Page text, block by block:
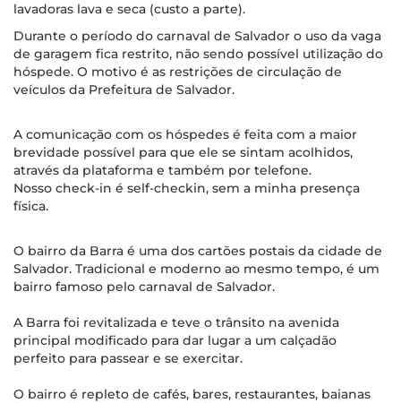
lavadoras lava e seca (custo a parte).
Durante o período do carnaval de Salvador o uso da vaga
de garagem fica restrito, não sendo possível utilização do
hóspede. O motivo é as restrições de circulação de
veículos da Prefeitura de Salvador.
A comunicação com os hóspedes é feita com a maior
brevidade possível para que ele se sintam acolhidos,
através da plataforma e também por telefone.
Nosso check-in é self-checkin, sem a minha presença
física.
O bairro da Barra é uma dos cartões postais da cidade de
Salvador. Tradicional e moderno ao mesmo tempo, é um
bairro famoso pelo carnaval de Salvador.
A Barra foi revitalizada e teve o trânsito na avenida
principal modificado para dar lugar a um calçadão
perfeito para passear e se exercitar.
O bairro é repleto de cafés, bares, restaurantes, baianas